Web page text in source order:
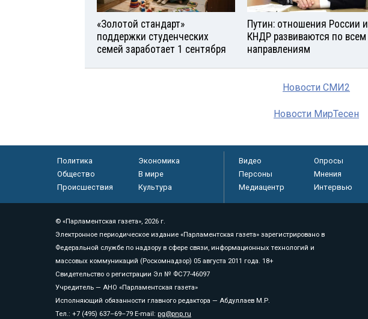
«Золотой стандарт»
поддержки студенческих
семей заработает 1 сентября
Путин: отношения России и
КНДР развиваются по всем
направлениям
Новости СМИ2
Новости МирТесен
Политика
Экономика
Общество
В мире
Происшествия
Культура
Видео Опросы
Персоны
Мнения
Медиацентр
Интервью
© «Парламентская газета», 2026 г.
Электронное периодическое издание «Парламентская газета» зарегистрировано в
Федеральной службе по надзору в сфере связи, информационных технологий и
массовых коммуникаций (Роскомнадзор) 05 августа 2011 года. 18+
Свидетельство о регистрации Эл № ФС77-46097
Учредитель — АНО «Парламентская газета»
Исполняющий обязанности главного редактора — Абдуллаев М.Р.
Тел.: +7 (495) 637–69–79 E-mail: pg@pnp.ru